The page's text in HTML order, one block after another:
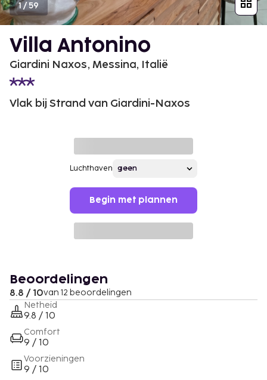
1/59
Villa Antonino
Giardini Naxos, Messina, Italië
Vlak bij Strand van Giardini-Naxos
Luchthaven
Begin met plannen
Beoordelingen
8.8 / 10van 12 beoordelingen
Netheid
9.8 / 10
Comfort
9 / 10
Voorzieningen
9 / 10